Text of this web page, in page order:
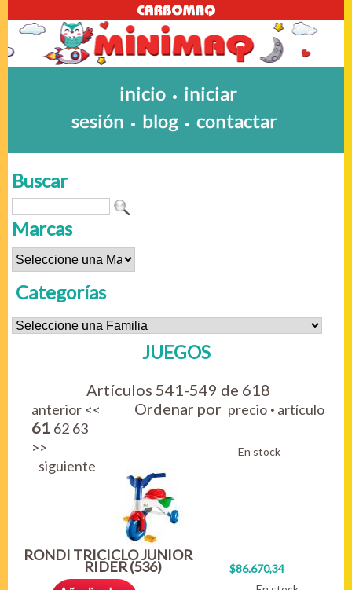
inicio • iniciar
sesión • blog • contactar
Buscar
Marcas
Categorías
JUEGOS
Artículos 541-549 de 618
anterior <<
61 62 63
>>
siguiente
Ordenar por precio · artículo
RONDI TRICICLO JUNIOR
RIDER (536) $86.670,34
En stock